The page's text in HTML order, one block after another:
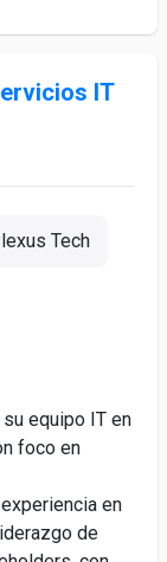
IT
Tech
equipo IT en
foco en
en
de